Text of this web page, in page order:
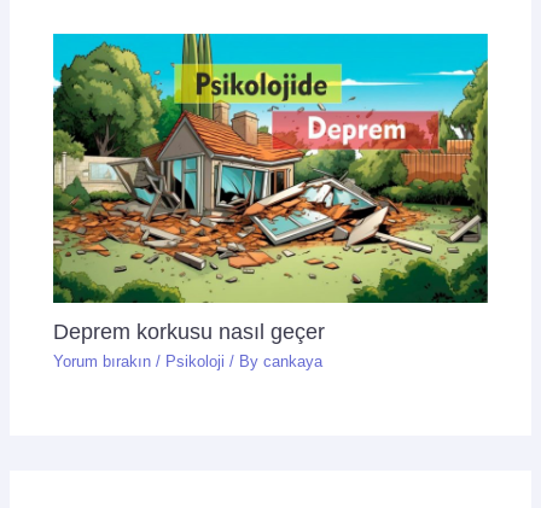
Deprem korkusu nasıl geçer
Yorum bırakın / Psikoloji / Bycankaya